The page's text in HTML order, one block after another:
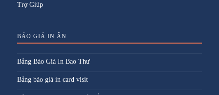
Trợ Giúp
BÁO GIÁ IN ẤN
Bảng Báo Giá In Bao Thư
Bảng báo giá in card visit